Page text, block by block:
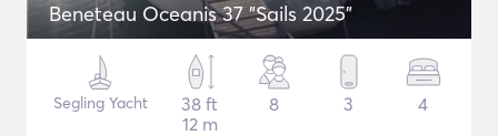
Beneteau Oceanis 37 "Sails 2025"
Segling Yacht
38 ft
12 m
8 3 4